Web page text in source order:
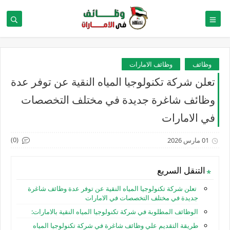
وظائف وظائف الامارات
تعلن شركة تكنولوجيا المياه النقية عن توفر عدة
وظائف شاغرة جديدة في مختلف التخصصات
في الامارات
01 مارس 2026 (0)
التنقل السريع
تعلن شركة تكنولوجيا المياه النقية عن توفر عدة وظائف شاغرة
جديدة في مختلف التخصصات في الامارات
الوظائف المطلوبة في شركة تكنولوجيا المياه النقية بالامارات:
طريقة التقديم علي وظائف شاغرة في شركة تكنولوجيا المياه